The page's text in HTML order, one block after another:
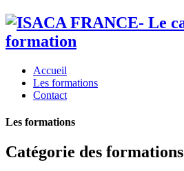
Accueil
Les formations
Contact
Les formations
Catégorie des formations